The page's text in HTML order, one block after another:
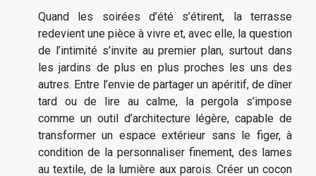
Quand les soirées d’été s’étirent, la terrasse
redevient une pièce à vivre et, avec elle, la question
de l’intimité s’invite au premier plan, surtout dans
les jardins de plus en plus proches les uns des
autres. Entre l’envie de partager un apéritif, de dîner
tard ou de lire au calme, la pergola s’impose
comme un outil d’architecture légère, capable de
transformer un espace extérieur sans le figer, à
condition de la personnaliser finement, des lames
au textile, de la lumière aux parois. Créer un cocon